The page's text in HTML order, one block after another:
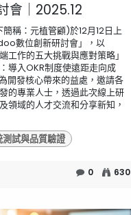
會｜2025.12
稱：元植管顧)於12月12日上
數位創新研討會」，以
工作的五大挑戰與應對策略」
導入OKR制度使遠距走向成
開發核心帶來的益處，邀請各
的專業人士，透過此次線上研
領域的人才交流和分享新知，
測試與品質驗證
0 630